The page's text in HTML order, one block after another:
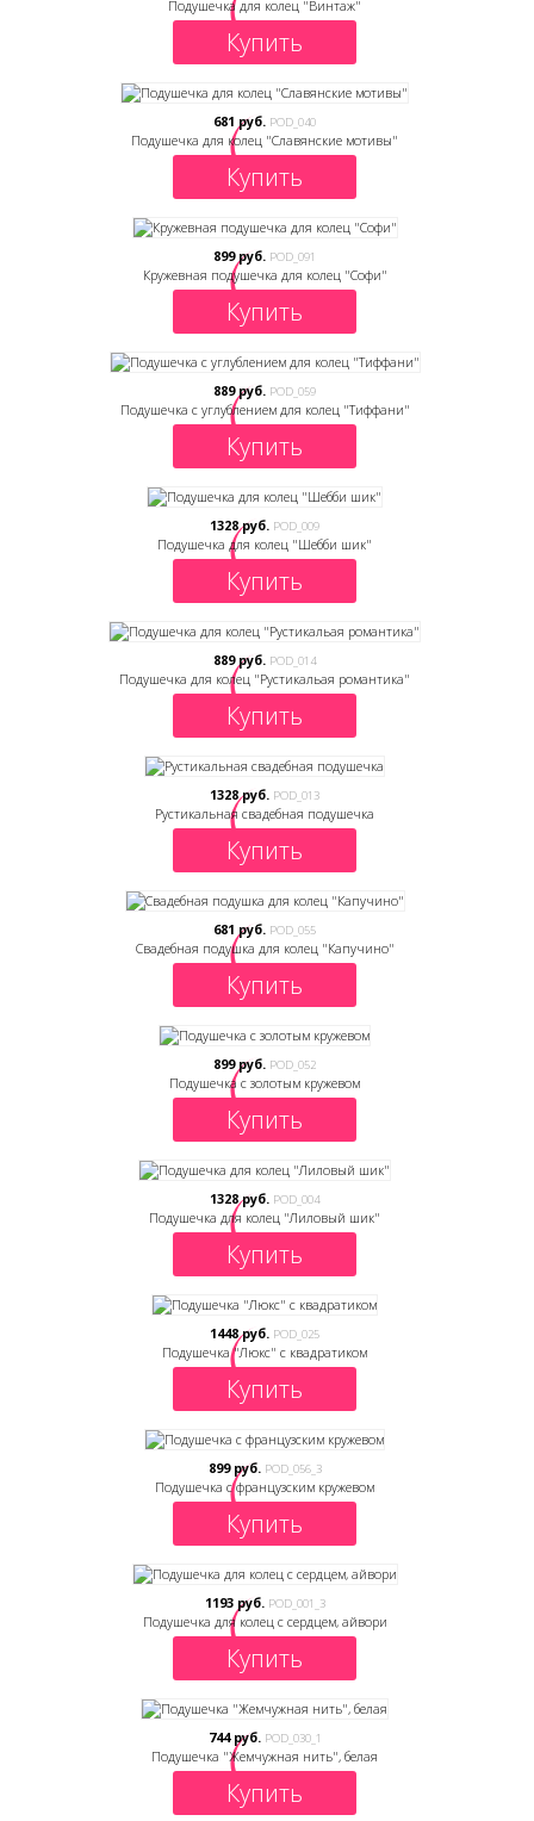
Подушечка для колец "Винтаж"
Купить
681 руб. POD_040
Подушечка для колец "Славянские мотивы"
Купить
899 руб. POD_091
Кружевная подушечка для колец "Софи"
Купить
889 руб. POD_059
Подушечка с углублением для колец "Тиффани"
Купить
1328 руб. POD_009
Подушечка для колец "Шебби шик"
Купить
889 руб. POD_014
Подушечка для колец "Рустикальая романтика"
Купить
1328 руб. POD_013
Рустикальная свадебная подушечка
Купить
681 руб. POD_055
Свадебная подушка для колец "Капучино"
Купить
899 руб. POD_052
Подушечка с золотым кружевом
Купить
1328 руб. POD_004
Подушечка для колец "Лиловый шик"
Купить
1448 руб. POD_025
Подушечка "Люкс" с квадратиком
Купить
899 руб. POD_056_3
Подушечка с французским кружевом
Купить
1193 руб. POD_001_3
Подушечка для колец с сердцем, айвори
Купить
744 руб. POD_030_1
Подушечка "Жемчужная нить", белая
Купить